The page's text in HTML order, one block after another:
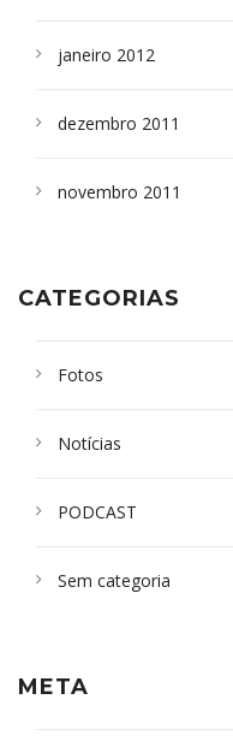
janeiro 2012
dezembro 2011
novembro 2011
CATEGORIAS
Fotos
Notícias
PODCAST
Sem categoria
META